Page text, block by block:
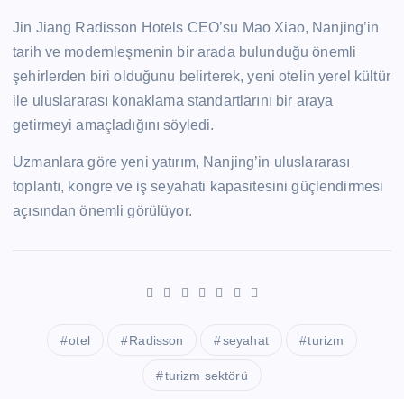
Jin Jiang Radisson Hotels CEO’su Mao Xiao, Nanjing’in
tarih ve modernleşmenin bir arada bulunduğu önemli
şehirlerden biri olduğunu belirterek, yeni otelin yerel kültür
ile uluslararası konaklama standartlarını bir araya
getirmeyi amaçladığını söyledi.
Uzmanlara göre yeni yatırım, Nanjing’in uluslararası
toplantı, kongre ve iş seyahati kapasitesini güçlendirmesi
açısından önemli görülüyor.
otel Radisson seyahat turizm
turizm sektörü